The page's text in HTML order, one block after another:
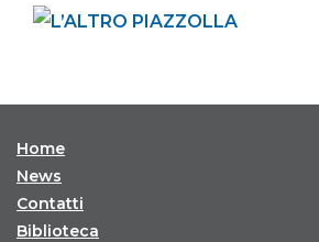
Home
News
Contatti
Biblioteca